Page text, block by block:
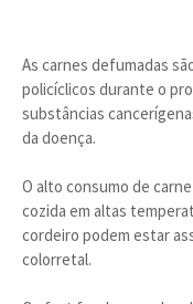
As carnes defumadas
policíclicos durante o
substâncias
da doença.
O alto consumo de
cozida em altas
cordeiro podem estar
colorretal.